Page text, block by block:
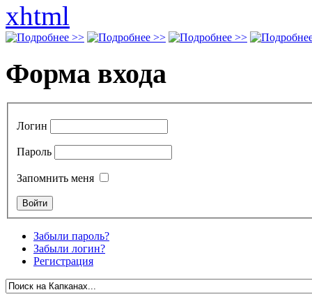
xhtml
Форма входа
Логин
Пароль
Запомнить меня
Забыли пароль?
Забыли логин?
Регистрация